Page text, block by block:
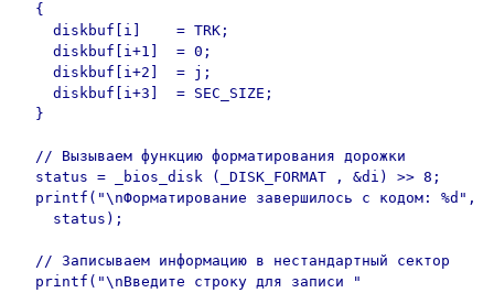
  {
    diskbuf[i]    = TRK;
    diskbuf[i+1]  = 0;
    diskbuf[i+2]  = j;
    diskbuf[i+3]  = SEC_SIZE;
  }
  // Вызываем функцию форматирования дорожки
  status = _bios_disk (_DISK_FORMAT , &di) >> 8;
  printf("\nФорматирование завершилось с кодом: %d",
    status);
  // Записываем информацию в нестандартный сектор
  printf("\nВведите строку для записи "